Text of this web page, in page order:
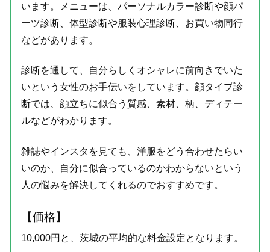
います。メニューは、パーソナルカラー診断や顔パ
ーツ診断、体型診断や服装心理診断、お買い物同行
などがあります。
診断を通して、自分らしくオシャレに前向きでいた
いという女性のお手伝いをしています。顔タイプ診
断では、顔立ちに似合う質感、素材、柄、ディテー
ルなどがわかります。
雑誌やインスタを見ても、洋服をどう合わせたらい
いのか、自分に似合っているのかわからないという
人の悩みを解決してくれるのでおすすめです。
【価格】
10,000円と、茨城の平均的な料金設定となります。